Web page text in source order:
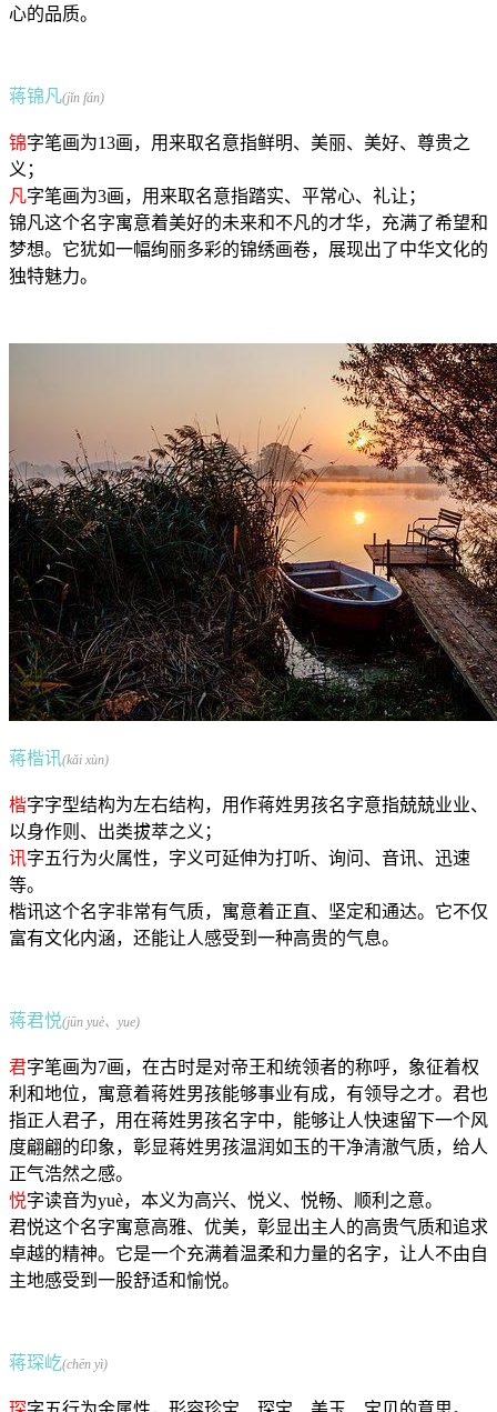
心的品质。
蒋锦凡(jǐn fán)
锦字笔画为13画，用来取名意指鲜明、美丽、美好、尊贵之
义；
凡字笔画为3画，用来取名意指踏实、平常心、礼让；
锦凡这个名字寓意着美好的未来和不凡的才华，充满了希望和
梦想。它犹如一幅绚丽多彩的锦绣画卷，展现出了中华文化的
独特魅力。
蒋楷讯(kǎi xùn)
楷字字型结构为左右结构，用作蒋姓男孩名字意指兢兢业业、
以身作则、出类拔萃之义；
讯字五行为火属性，字义可延伸为打听、询问、音讯、迅速
等。
楷讯这个名字非常有气质，寓意着正直、坚定和通达。它不仅
富有文化内涵，还能让人感受到一种高贵的气息。
蒋君悦(jūn yuè、yue)
君字笔画为7画，在古时是对帝王和统领者的称呼，象征着权
利和地位，寓意着蒋姓男孩能够事业有成，有领导之才。君也
指正人君子，用在蒋姓男孩名字中，能够让人快速留下一个风
度翩翩的印象，彰显蒋姓男孩温润如玉的干净清澈气质，给人
正气浩然之感。
悦字读音为yuè，本义为高兴、悦义、悦畅、顺利之意。
君悦这个名字寓意高雅、优美，彰显出主人的高贵气质和追求
卓越的精神。它是一个充满着温柔和力量的名字，让人不由自
主地感受到一股舒适和愉悦。
蒋琛屹(chēn yì)